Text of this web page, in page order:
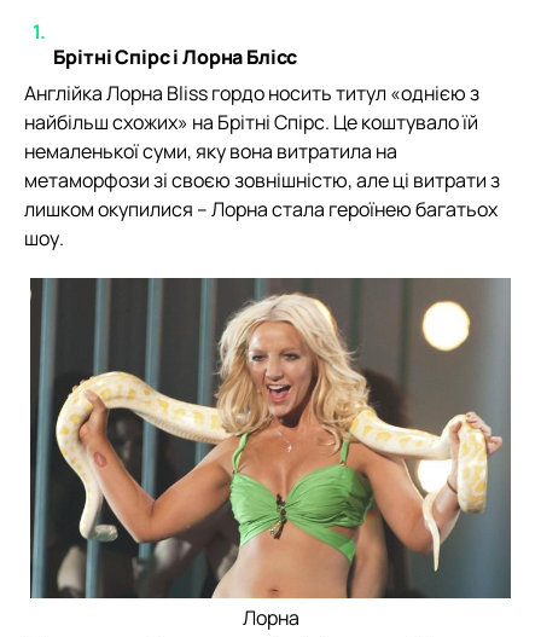
Брітні Спірс і Лорна Блісс
Англійка Лорна Bliss гордо носить титул «однією з
найбільш схожих» на Брітні Спірс. Це коштувало їй
немаленької суми, яку вона витратила на
метаморфози зі своєю зовнішністю, але ці витрати з
лишком окупилися – Лорна стала героїнею багатьох
шоу.
Лорна